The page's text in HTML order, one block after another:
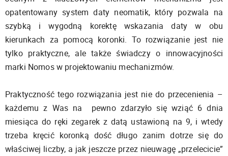
opatentowany system daty neomatik, który pozwala na
szybką i wygodną korektę wskazania daty w obu
kierunkach za pomocą koronki. To rozwiązanie jest nie
tylko praktyczne, ale także świadczy o innowacyjności
marki Nomos w projektowaniu mechanizmów.
Praktyczność tego rozwiązania jest nie do przecenienia –
każdemu z Was na pewno zdarzyło się wziąć 6 dnia
miesiąca do ręki zegarek z datą ustawioną na 9, i wtedy
trzeba kręcić koronką dość długo zanim dotrze się do
właściwej liczby, a jak jeszcze przez nieuwagę „przelecicie”